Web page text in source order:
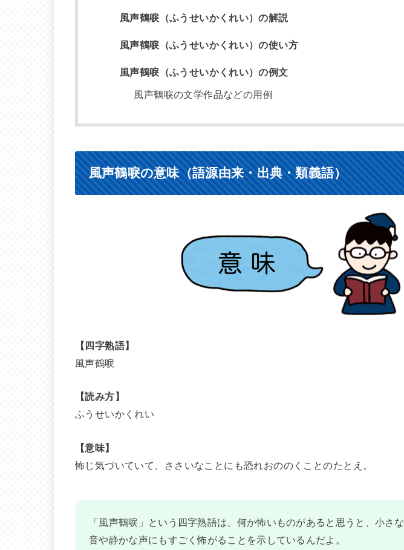
風声鶴唳（ふうせいかくれい）の解説
風声鶴唳（ふうせいかくれい）の使い方
風声鶴唳（ふうせいかくれい）の例文
風声鶴唳の文学作品などの用例
風声鶴唳の意味（語源由来・出典・類義語）
【四字熟語】
風声鶴唳
【読み方】
ふうせいかくれい
【意味】
怖じ気づいていて、ささいなことにも恐れおののくことのたとえ。
「風声鶴唳」という四字熟語は、何か怖いものがあると思うと、小さな
音や静かな声にもすごく怖がることを示しているんだよ。